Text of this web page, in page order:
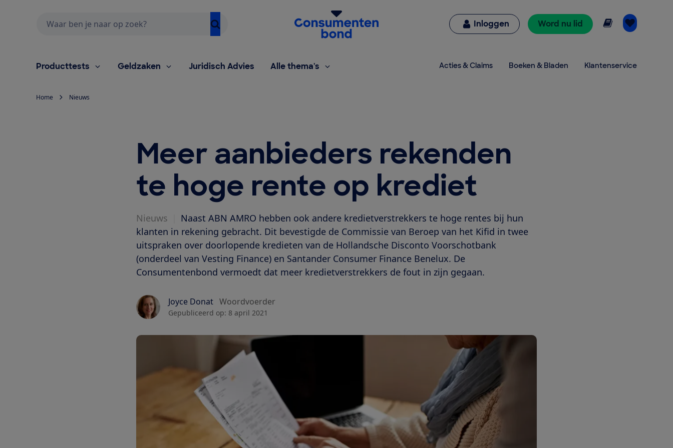
Homepage van de Consumentenbond
Inloggen Word nu lid Online lezen
Producttests Geldzaken Juridisch Advies Alle thema's Acties & Claims Boeken & Bladen Klantenservice
Home Nieuws
Meer aanbieders rekenden
te hoge rente op krediet
Nieuws
Naast ABN AMRO hebben ook andere kredietverstrekkers te hoge rentes bij hun
klanten in rekening gebracht. Dit bevestigde de Commissie van Beroep van het Kifid in twee
uitspraken over doorlopende kredieten van de Hollandsche Disconto Voorschotbank
(onderdeel van Vesting Finance) en Santander Consumer Finance Benelux. De
Consumentenbond vermoedt dat meer kredietverstrekkers de fout in zijn gegaan.
Joyce Donat Woordvoerder
Gepubliceerd op: 8 april 2021